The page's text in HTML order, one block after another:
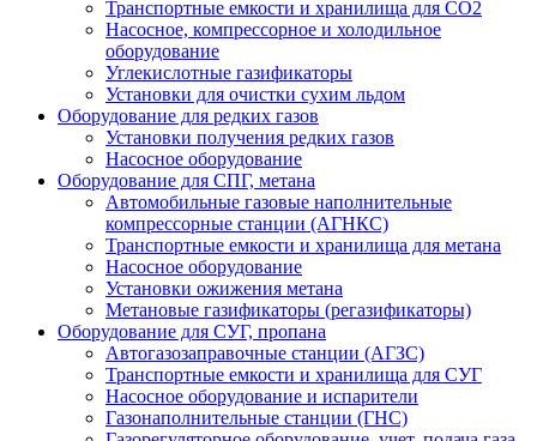
Транспортные емкости и хранилища для CO2
Насосное, компрессорное и холодильное
оборудование
Углекислотные газификаторы
Установки для очистки сухим льдом
Оборудование для редких газов
Установки получения редких газов
Насосное оборудование
Оборудование для СПГ, метана
Автомобильные газовые наполнительные
компрессорные станции (АГНКС)
Транспортные емкости и хранилища для метана
Насосное оборудование
Установки ожижения метана
Метановые газификаторы (регазификаторы)
Оборудование для СУГ, пропана
Автогазозаправочные станции (АГЗС)
Транспортные емкости и хранилища для СУГ
Насосное оборудование и испарители
Газонаполнительные станции (ГНС)